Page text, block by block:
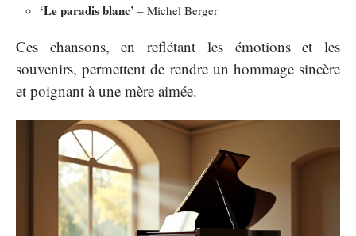
‘Le paradis blanc’ – Michel Berger
Ces chansons, en reflétant les émotions et les
souvenirs, permettent de rendre un hommage sincère
et poignant à une mère aimée.